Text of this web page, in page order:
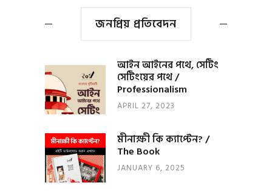
জনপ্রিয় প্রতিবেদন
আইন আইনের পথে, সেটিং
সেটিংয়ের পথে /
Professionalism
APRIL 27, 2023
মীনাক্ষী কি ক্যাপ্টেন? /
The Book
JANUARY 6, 2025